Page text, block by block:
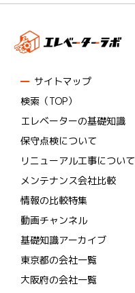
サイトマップ
検索（TOP）
エレベーターの基礎知識
保守点検について
リニューアル工事について
メンテナンス会社比較
情報の比較特集
動画チャンネル
基礎知識アーカイブ
東京都の会社一覧
大阪府の会社一覧